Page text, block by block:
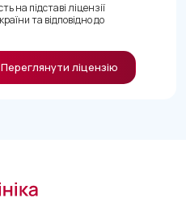
на підставі ліцензії
та відповідно до
Переглянути ліцензію